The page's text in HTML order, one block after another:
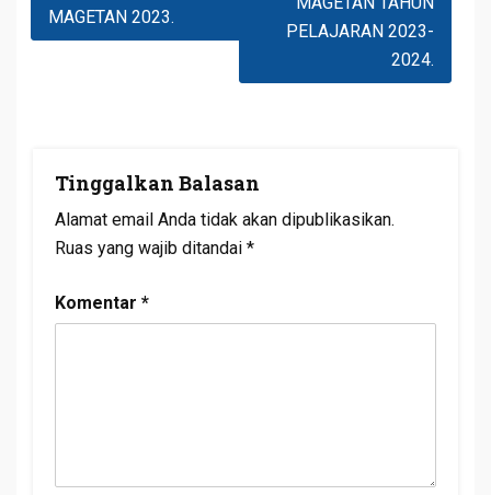
MAGETAN 2023.
PELAJARAN 2023-
2024.
Tinggalkan Balasan
Alamat email Anda tidak akan dipublikasikan.
Ruas yang wajib ditandai *
Komentar *